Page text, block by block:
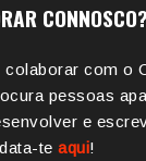
CONNOSCO?
colaborar com o
pessoas
e
te aqui!